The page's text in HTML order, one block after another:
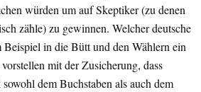
würden um auf Skeptiker (zu denen
zähle) zu gewinnen. Welcher deutsche
in die Bütt und den Wählern ein
mit der Zusicherung, dass
dem Buchstaben als auch dem